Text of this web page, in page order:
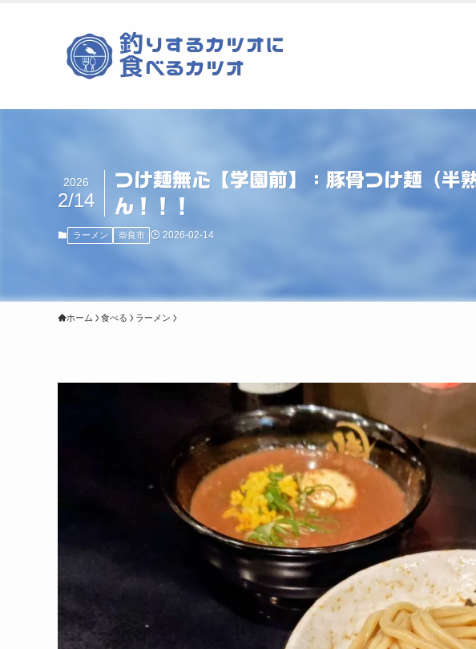
つけ麺無心【学園前】：豚骨つけ麺（
ん！！！
2026
2/14
ラーメン 奈良市 2026-02-14
ホーム 食べる ラーメン